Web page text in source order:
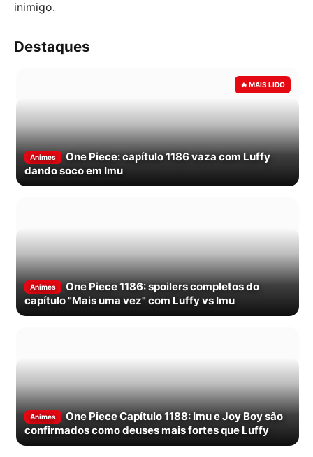
inimigo.
Destaques
Animes
One Piece: capítulo 1186 vaza com Luffy
dando soco em Imu
Animes
One Piece 1186: spoilers completos do
capítulo "Mais uma vez" com Luffy vs Imu
Animes
One Piece Capítulo 1188: Imu e Joy Boy são
confirmados como deuses mais fortes que Luffy